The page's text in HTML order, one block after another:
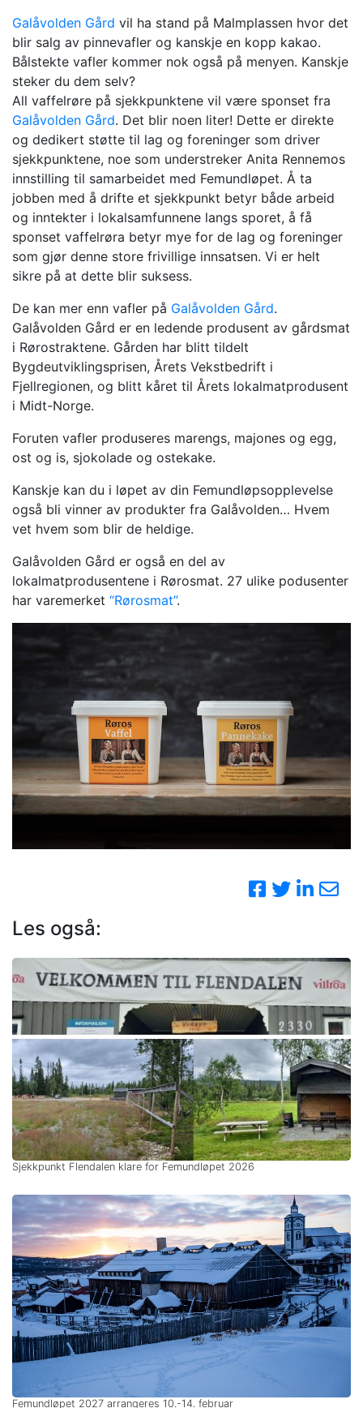
Galåvolden Gård vil ha stand på Malmplassen hvor det
blir salg av pinnevafler og kanskje en kopp kakao.
Bålstekte vafler kommer nok også på menyen. Kanskje
steker du dem selv?
All vaffelrøre på sjekkpunktene vil være sponset fra
Galåvolden Gård. Det blir noen liter! Dette er direkte
og dedikert støtte til lag og foreninger som driver
sjekkpunktene, noe som understreker Anita Rennemos
innstilling til samarbeidet med Femundløpet. Å ta
jobben med å drifte et sjekkpunkt betyr både arbeid
og inntekter i lokalsamfunnene langs sporet, å få
sponset vaffelrøra betyr mye for de lag og foreninger
som gjør denne store frivillige innsatsen. Vi er helt
sikre på at dette blir suksess.
De kan mer enn vafler på Galåvolden Gård.
Galåvolden Gård er en ledende produsent av gårdsmat
i Rørostraktene. Gården har blitt tildelt
Bygdeutviklingsprisen, Årets Vekstbedrift i
Fjellregionen, og blitt kåret til Årets lokalmatprodusent
i Midt-Norge.
Foruten vafler produseres marengs, majones og egg,
ost og is, sjokolade og ostekake.
Kanskje kan du i løpet av din Femundløpsopplevelse
også bli vinner av produkter fra Galåvolden… Hvem
vet hvem som blir de heldige.
Galåvolden Gård er også en del av
lokalmatprodusentene i Rørosmat. 27 ulike podusenter
har varemerket “Rørosmat”.
Les også:
Sjekkpunkt Flendalen klare for Femundløpet 2026
Femundløpet 2027 arrangeres 10.-14. februar